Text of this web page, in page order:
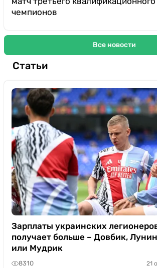
чемпионов
Все новости
Статьи
Зарплаты украинских
получает больше – Довбик,
или Мудрик
8310 21